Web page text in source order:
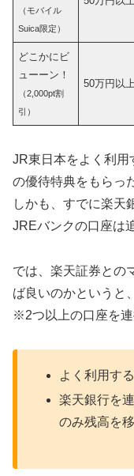
（モバイル
Suica限定）
どこかにビ
ューーン！
（2,000pt割
引）
50万円以上
JR東日本をよく利用
の優待特典をもらっ
しかも、すでに楽天
JREバンクの口座は
では、楽天証券との
ば良いのかというと
※2つ以上の口座を
よく利用す
楽天銀行を
のみ残高を